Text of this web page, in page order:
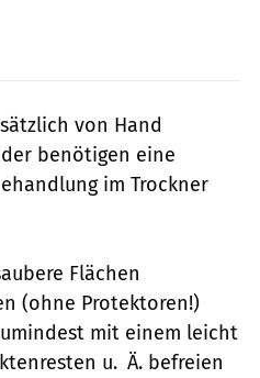
von Hand
benötigen eine
im Trockner
Flächen
(ohne Protektoren!)
mit einem leicht
u. Ä. befreien